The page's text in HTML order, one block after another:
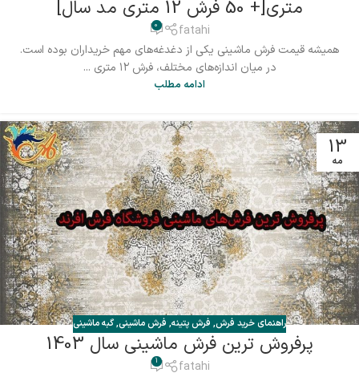
متری[+ 50 فرش 12 متری مد سال]
fatahi
0
همیشه قیمت فرش ماشینی یکی از دغدغه‌های مهم خریداران بوده است.
در میان اندازه‌های مختلف، فرش ۱۲ متری ...
ادامه مطلب
13
مه
راهنمای خرید فرش, فرش پتینه, فرش ماشینی,گبه ماشینی
پرفروش ترین فرش ماشینی سال 1403
fatahi
1